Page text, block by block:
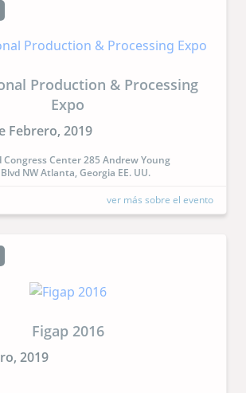
Production & Processing
Expo
Febrero, 2019
Congress Center 285 Andrew Young
NW Atlanta, Georgia EE. UU.
ver más sobre el evento
Figap 2016
2019